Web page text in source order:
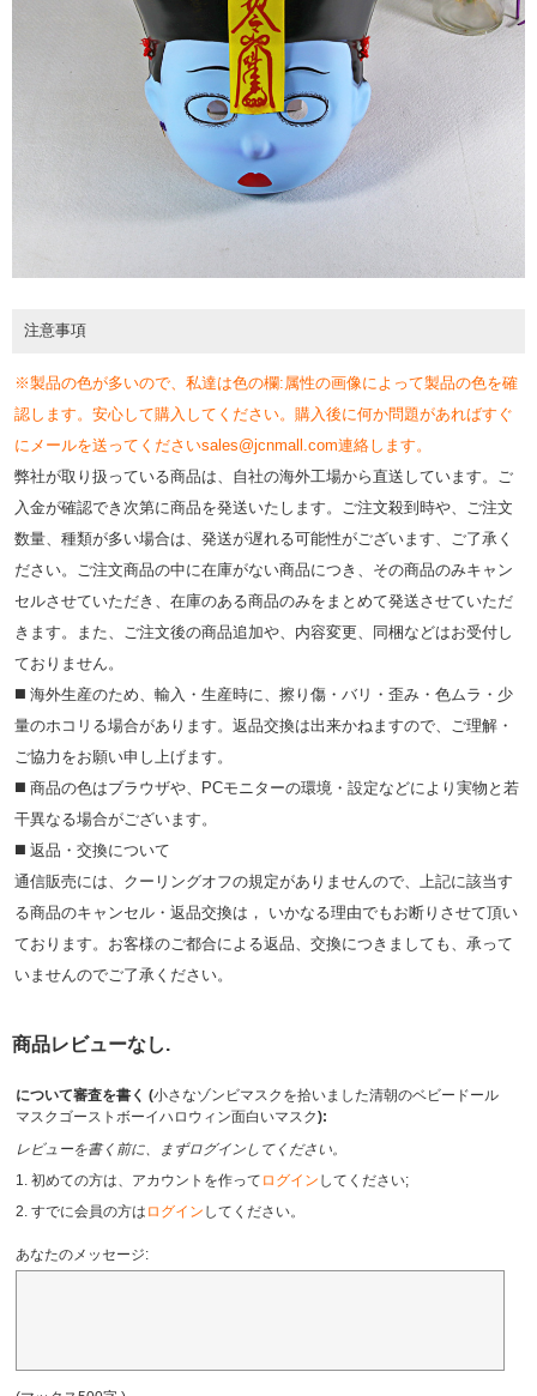
注意事項
※製品の色が多いので、私達は色の欄:属性の画像によって製品の色を確
認します。安心して購入してください。購入後に何か問題があればすぐ
にメールを送ってくださいsales@jcnmall.com連絡します。
弊社が取り扱っている商品は、自社の海外工場から直送しています。ご
入金が確認でき次第に商品を発送いたします。ご注文殺到時や、ご注文
数量、種類が多い場合は、発送が遅れる可能性がございます、ご了承く
ださい。ご注文商品の中に在庫がない商品につき、その商品のみキャン
セルさせていただき、在庫のある商品のみをまとめて発送させていただ
きます。また、ご注文後の商品追加や、内容変更、同梱などはお受付し
ておりません。
◼️ 海外⽣産のため、輸⼊・⽣産時に、擦り傷・バリ・歪み・色ムラ・少
量のホコリる場合があります。返品交換は出来かねますので、ご理解・
ご協⼒をお願い申し上げます。
◼️ 商品の⾊はブラウザや、PCモニターの環境・設定などにより実物と若
⼲異なる場合がございます。
◼️ 返品・交換について
通信販売には、クーリングオフの規定がありませんので、上記に該当す
る商品のキャンセル・返品交換は， いかなる理由でもお断りさせて頂い
ております。お客様のご都合による返品、交換につきましても、承って
いませんのでご了承ください。
商品レビューなし.
について審査を書く (小さなゾンビマスクを拾いました清朝のベビードール
マスクゴーストボーイハロウィン面白いマスク):
レビューを書く前に、まずログインしてください。
1. 初めての方は、アカウントを作って ログイン してください;
2. すでに会員の方は ログイン してください。
あなたのメッセージ: